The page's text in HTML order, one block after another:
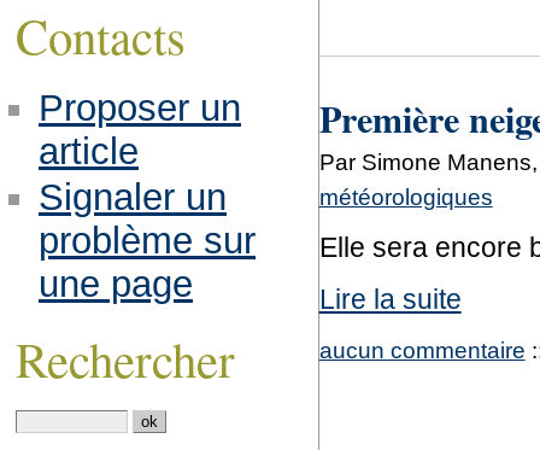
Première
Par Simone
météorologiques
Elle sera encore
Lire la suite
aucun commentaire
Contacts
Proposer un
article
Signaler un
problème sur
une page
Rechercher